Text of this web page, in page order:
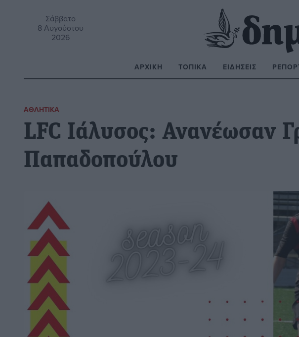
Σάββατο
8 Αυγούστου
2026
ΑΡΧΙΚΉ ΤΟΠΙΚΆ ΕΙΔΉΣΕΙΣ
ΑΘΛΗΤΙΚΆ
LFC Ιάλυσος: Ανανέωσαν
Παπαδοπούλου